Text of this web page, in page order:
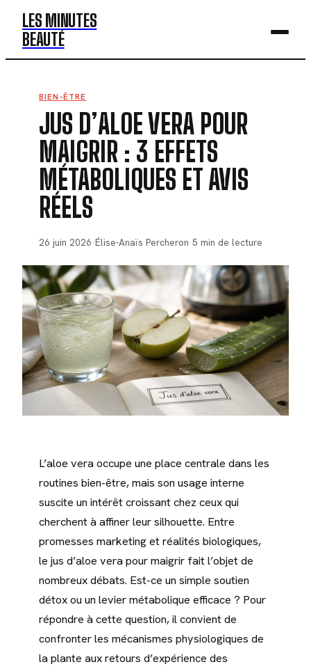
LES MINUTES
BEAUTÉ
BEAUTÉ
SANTÉ
BIEN-ÊTRE
DÉV. PERSO
BIEN-ÊTRE
JUS D’ALOE VERA POUR
MAIGRIR : 3 EFFETS
MÉTABOLIQUES ET AVIS
RÉELS
26 juin 2026·Élise-Anaïs Percheron·5 min de lecture
L’aloe vera occupe une place centrale dans les
routines bien-être, mais son usage interne
suscite un intérêt croissant chez ceux qui
cherchent à affiner leur silhouette. Entre
promesses marketing et réalités biologiques,
le jus d’aloe vera pour maigrir fait l’objet de
nombreux débats. Est-ce un simple soutien
détox ou un levier métabolique efficace ? Pour
répondre à cette question, il convient de
confronter les mécanismes physiologiques de
la plante aux retours d’expérience des